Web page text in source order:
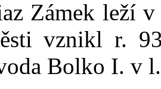
Zámek leží
vznikl r.
Bolko I. v